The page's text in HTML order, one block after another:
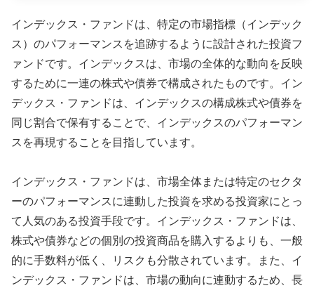
インデックス・ファンドは、特定の市場指標（インデック
ス）のパフォーマンスを追跡するように設計された投資フ
ァンドです。インデックスは、市場の全体的な動向を反映
するために一連の株式や債券で構成されたものです。イン
デックス・ファンドは、インデックスの構成株式や債券を
同じ割合で保有することで、インデックスのパフォーマン
スを再現することを目指しています。
インデックス・ファンドは、市場全体または特定のセクタ
ーのパフォーマンスに連動した投資を求める投資家にとっ
て人気のある投資手段です。インデックス・ファンドは、
株式や債券などの個別の投資商品を購入するよりも、一般
的に手数料が低く、リスクも分散されています。また、イ
ンデックス・ファンドは、市場の動向に連動するため、長